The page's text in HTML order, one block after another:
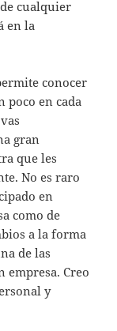
cualquier
en la
conocer
poco en cada
gran
que les
No es raro
en
como de
a la forma
de las
empresa. Creo
y